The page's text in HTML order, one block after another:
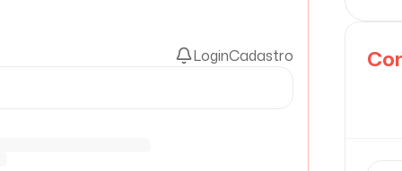
LoginCadastro